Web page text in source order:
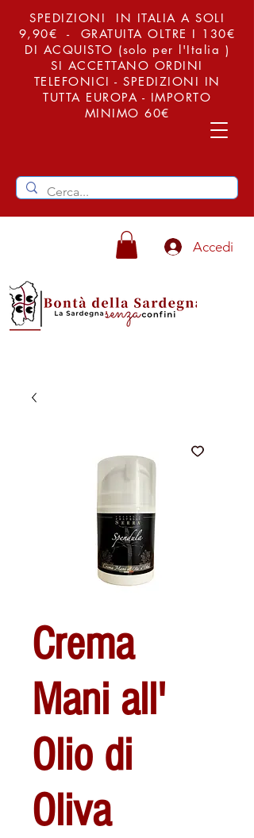
SPEDIZIONI IN ITALIA A SOLI
9,90€ - GRATUITA OLTRE I 130€
DI ACQUISTO (solo per l'Italia )
SI ACCETTANO ORDINI
TELEFONICI - SPEDIZIONI IN
TUTTA EUROPA - IMPORTO
MINIMO 60€
Accedi
Crema
Mani all'
Olio di
Oliva